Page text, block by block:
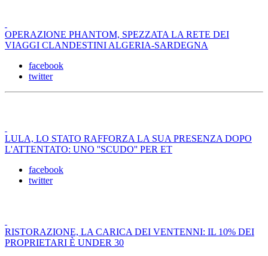
OPERAZIONE PHANTOM, SPEZZATA LA RETE DEI
VIAGGI CLANDESTINI ALGERIA-SARDEGNA
facebook
twitter
LULA, LO STATO RAFFORZA LA SUA PRESENZA DOPO
L'ATTENTATO: UNO ''SCUDO'' PER ET
facebook
twitter
RISTORAZIONE, LA CARICA DEI VENTENNI: IL 10% DEI
PROPRIETARI È UNDER 30